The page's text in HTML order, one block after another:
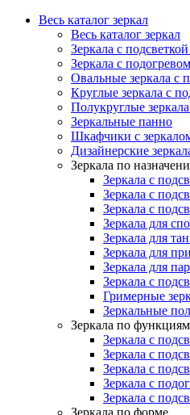
Весь каталог зеркал
Весь каталог зеркал
Зеркала с
Зеркала с
Овальные зеркала с
Круглые зеркала с
Полукруглые
Зеркальные панно
Шкафчики с
Дизайнерские
Зеркала по
Зеркала с
Зеркала с
Зеркала с
Зеркала для
Зеркала для
Зеркала для
Зеркала для
Зеркала с
Гримерные
Зеркальные
Зеркала по функциям
Зеркала с
Зеркала с
Зеркала с
Зеркала с
Зеркала с
Зеркала по форме